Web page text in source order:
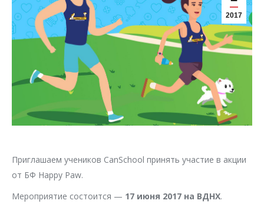
2017
Приглашаем учеников CanSchool принять участие в акции
от БФ Happy Paw.
Мероприятие состоится — 17 июня 2017 на ВДНХ.